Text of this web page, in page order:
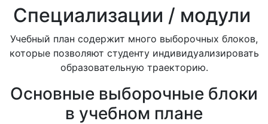
Специализации / модули
Учебный план содержит много выборочных блоков,
которые позволяют студенту индивидуализировать
образовательную траекторию.
Основные выборочные блоки
в учебном плане